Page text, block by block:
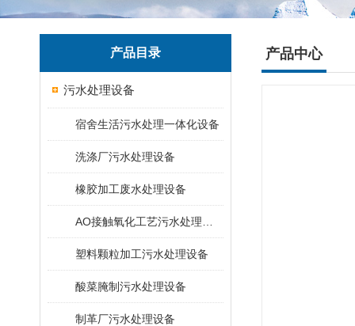
产品目录
污水处理设备
宿舍生活污水处理一体化设备
洗涤厂污水处理设备
橡胶加工废水处理设备
塑料颗粒加工污水处理设备
酸菜腌制污水处理设备
制革厂污水处理设备
产品中心